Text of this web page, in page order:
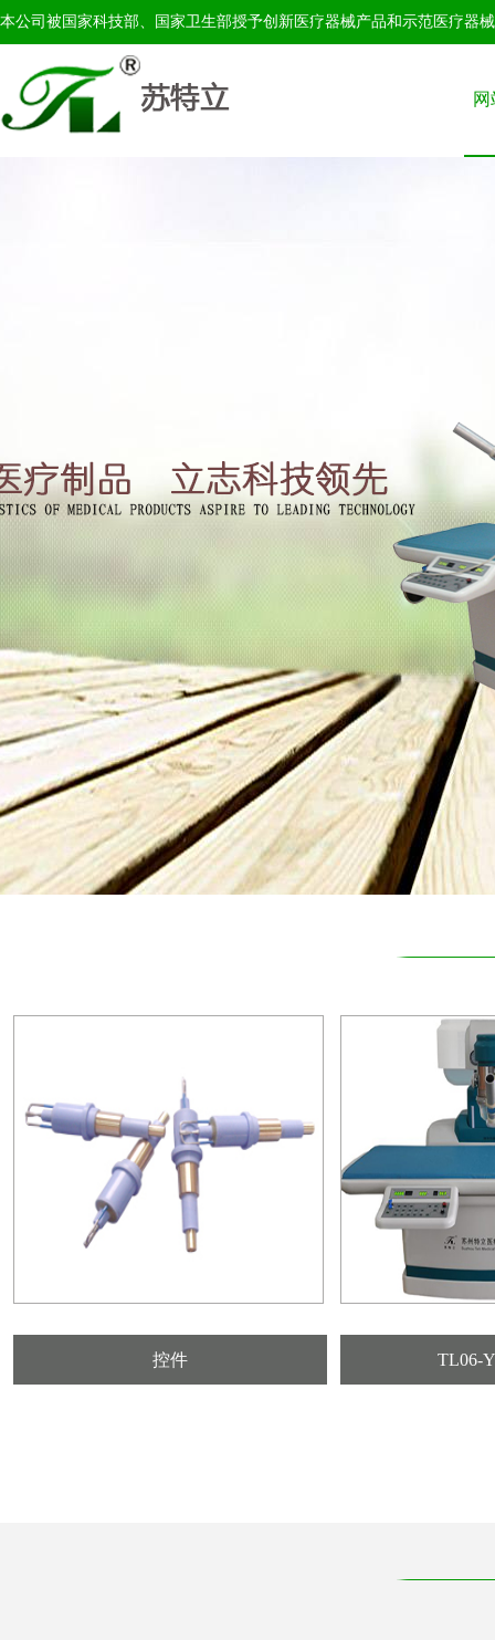
本公司被国家科技部、国家卫生部授予创新医疗器械产品和示范医疗器
控件 TL06-